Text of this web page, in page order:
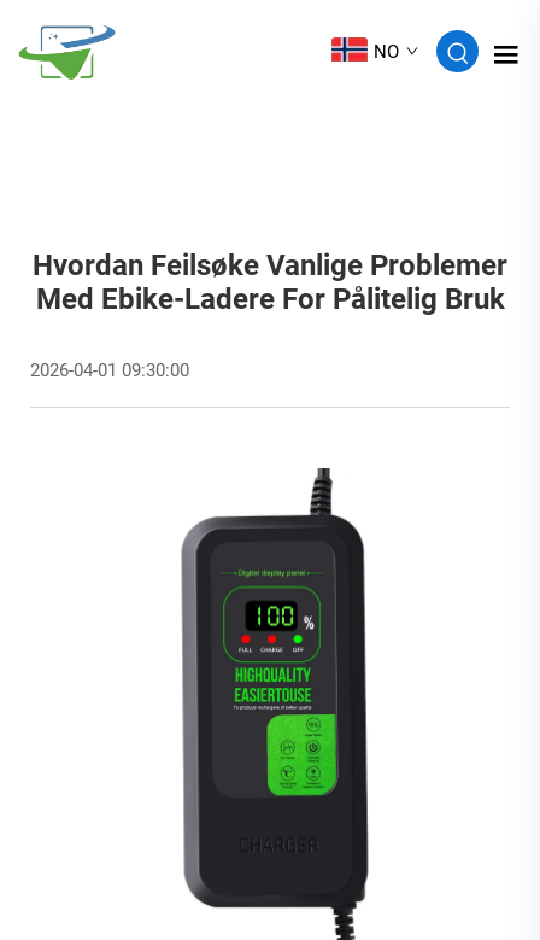
NO
Hvordan Feilsøke Vanlige Problemer
Med Ebike-Ladere For Pålitelig Bruk
2026-04-01 09:30:00